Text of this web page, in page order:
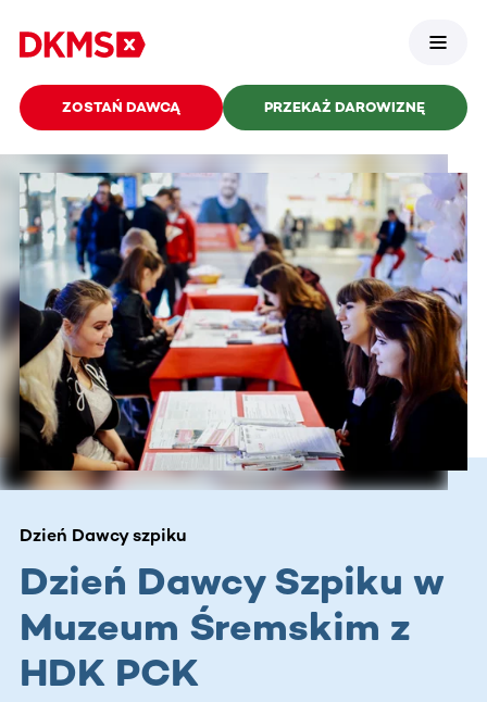
ZOSTAŃ DAWCĄ PRZEKAŻ DAROWIZNĘ
Dzień Dawcy szpiku
Dzień Dawcy Szpiku w
Muzeum Śremskim z
HDK PCK